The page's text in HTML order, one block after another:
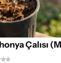
Çalısı